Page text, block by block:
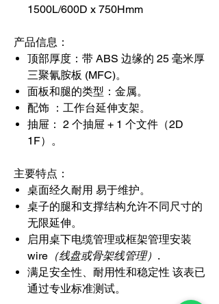
1500L/600D x 750Hmm
产品信息：
顶部厚度： 带 ABS 边缘的 25 毫米厚
三聚氰胺板 (MFC)。
面板和腿的类型： 金属。
配饰 ： 工作台延伸支架。
抽屉： 2 个抽屉 + 1 个文件（2D
1F）。
主要特点：
桌面经久耐用 易于维护。
桌子的腿和支撑结构允许不同尺寸的
无限延伸。
启用桌下电缆管理或框架管理安装
wire （线盘或骨架线管理） .
满足安全性、耐用性和稳定性 该表已
通过专业标准测试。